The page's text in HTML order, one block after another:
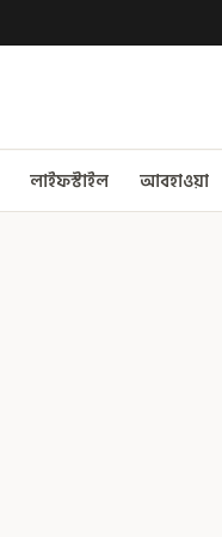
লাইফস্টাইল আবহাওয়া